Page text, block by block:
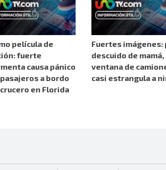
película de
fuerte
causa pánico
a bordo
en Florida
Fuertes imágenes:
descuido de mamá,
ventana de
casi estrangula a